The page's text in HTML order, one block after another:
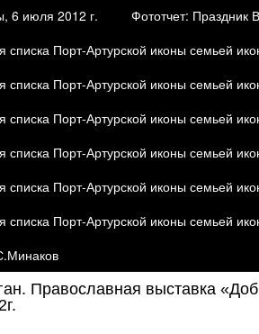
6 июля 2012 г.
Фототчет: Праздник
списка Порт-Артурской иконы семьей
списка Порт-Артурской иконы семьей
списка Порт-Артурской иконы семьей
списка Порт-Артурской иконы семьей
списка Порт-Артурской иконы семьей
списка Порт-Артурской иконы семьей
Православная выставка